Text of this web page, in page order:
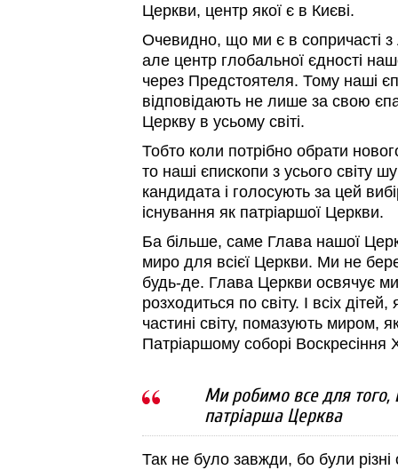
Церкви, центр якої є в Києві.
Очевидно, що ми є в сопричасті
але центр глобальної єдності
через Предстоятеля. Тому наші
відповідають не лише за свою
Церкву в усьому світі.
Тобто коли потрібно обрати
то наші єпископи з усього світу
кандидата і голосують за цей
існування як патріаршої Церкви.
Ба більше, саме Глава нашої
миро для всієї Церкви. Ми не
будь-де. Глава Церкви освячує
розходиться по світу. І всіх
частині світу, помазують миром,
Патріаршому соборі Воскресіння
Ми робимо все для того,
патріарша Церква
Так не було завжди, бо були